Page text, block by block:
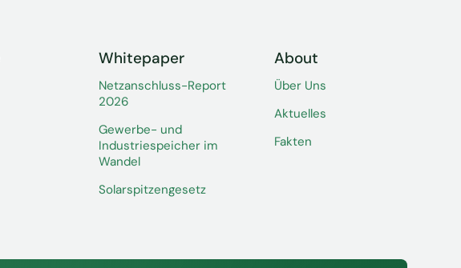
Whitepaper
Netzanschluss-Report
2026
Gewerbe- und
Industriespeicher im
Wandel
Solarspitzengesetz
About
Über Uns
Aktuelles
Fakten